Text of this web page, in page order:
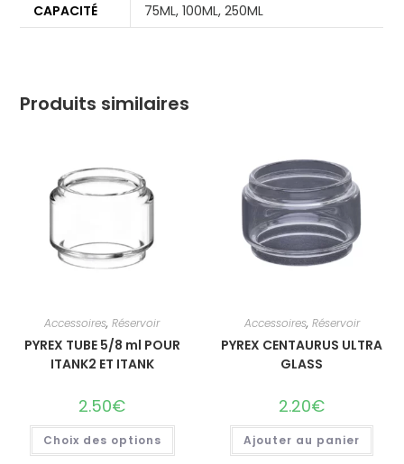
CAPACITÉ
75ML, 100ML, 250ML
Produits similaires
Accessoires,Réservoir
PYREX TUBE 5/8 ml POUR
ITANK2 ET ITANK
2.50€
Choix des options
Accessoires, Réservoir
PYREX CENTAURUS ULTRA
GLASS
2.20€
Ajouter au panier